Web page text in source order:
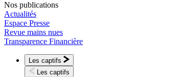
Nos publications
Actualités
Espace Presse
Revue mains nues
Transparence Financière
Les captifs
Les captifs